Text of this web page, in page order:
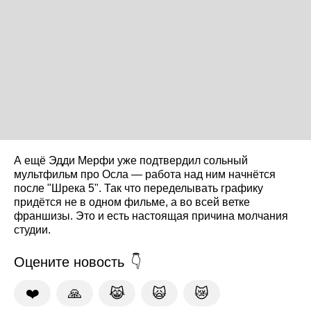
А ещё Эдди Мерфи уже подтвердил сольный
мультфильм про Осла — работа над ним начнётся
после "Шрека 5". Так что переделывать графику
придётся не в одном фильме, а во всей ветке
франшизы. Это и есть настоящая причина молчания
студии.
Оцените новость
❤️ 🙏 😹 🙀 😿